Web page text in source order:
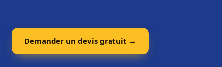
Demander un devis gratuit →